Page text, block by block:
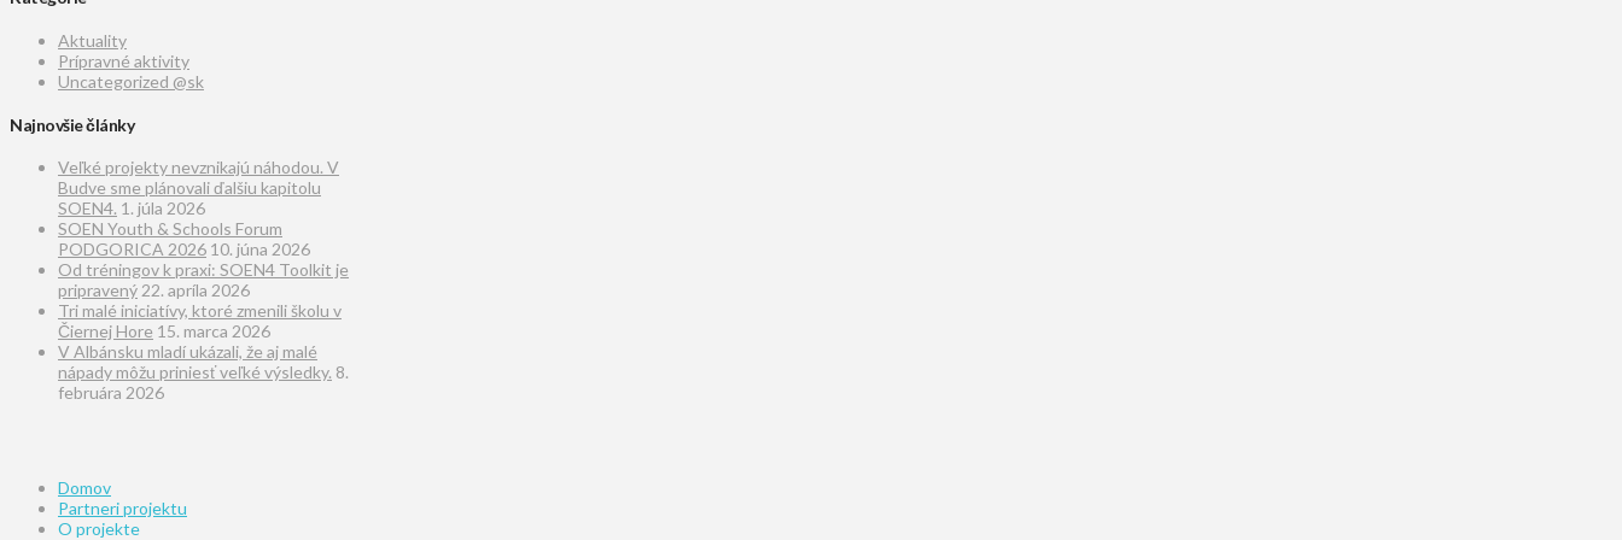
Aktuality
Prípravné aktivity
Uncategorized @sk
Najnovšie články
Veľké projekty nevznikajú náhodou. V
Budve sme plánovali ďalšiu kapitolu
SOEN4. 1. júla 2026
SOEN Youth & Schools Forum
PODGORICA 2026 10. júna 2026
Od tréningov k praxi: SOEN4 Toolkit je
pripravený 22. apríla 2026
Tri malé iniciatívy, ktoré zmenili školu v
Čiernej Hore 15. marca 2026
V Albánsku mladí ukázali, že aj malé
nápady môžu priniesť veľké výsledky. 8.
februára 2026
Domov
Partneri projektu
O projekte